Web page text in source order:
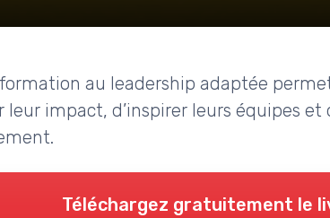
au leadership adaptée
leur impact, d’inspirer leurs équipes et
Téléchargez gratuitement le